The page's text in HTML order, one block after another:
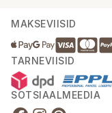
MAKSEVIISID
TARNEVIISID
SOTSIAALMEEDIA